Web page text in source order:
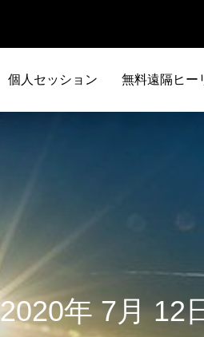
個人セッション 無料遠隔ヒー
2020年 7月 12